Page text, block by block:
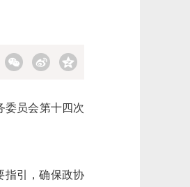
委员会第十四次
指引，确保政协